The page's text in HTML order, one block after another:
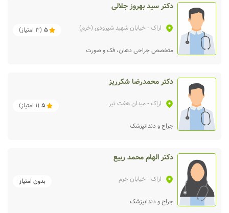
دکتر سید بهروز جلالی
اراک- خیابان شهید شیرودی (خرم) 5
(
3 امتیاز)
متخصص جراحی دهان، فک و صورت
دکتر محمدرضا شکرریز
اراک- میدان هفت تیر 5
(
1 امتیاز)
جراح و دندانپزشک
دکتر الهام محمد ربیع
اراک- خیابان خرم بدون امتیاز
جراح و دندانپزشک